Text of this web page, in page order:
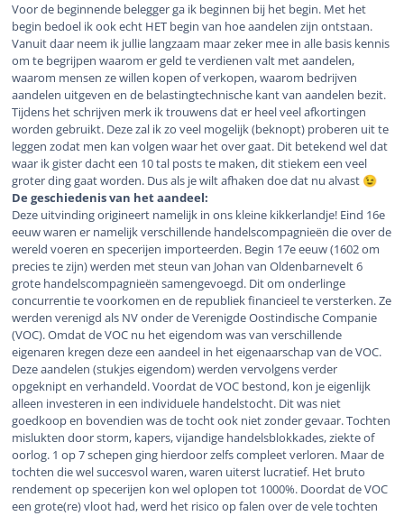
Voor de beginnende belegger ga ik beginnen bij het begin. Met het
begin bedoel ik ook echt HET begin van hoe aandelen zijn ontstaan.
Vanuit daar neem ik jullie langzaam maar zeker mee in alle basis kennis
om te begrijpen waarom er geld te verdienen valt met aandelen,
waarom mensen ze willen kopen of verkopen, waarom bedrijven
aandelen uitgeven en de belastingtechnische kant van aandelen bezit.
Tijdens het schrijven merk ik trouwens dat er heel veel afkortingen
worden gebruikt. Deze zal ik zo veel mogelijk (beknopt) proberen uit te
leggen zodat men kan volgen waar het over gaat. Dit betekend wel dat
waar ik gister dacht een 10 tal posts te maken, dit stiekem een veel
groter ding gaat worden. Dus als je wilt afhaken doe dat nu alvast 😉
De geschiedenis van het aandeel:
Deze uitvinding origineert namelijk in ons kleine kikkerlandje! Eind 16e
eeuw waren er namelijk verschillende handelscompagnieën die over de
wereld voeren en specerijen importeerden. Begin 17e eeuw (1602 om
precies te zijn) werden met steun van Johan van Oldenbarnevelt 6
grote handelscompagnieën samengevoegd. Dit om onderlinge
concurrentie te voorkomen en de republiek financieel te versterken. Ze
werden verenigd als NV onder de Verenigde Oostindische Companie
(VOC). Omdat de VOC nu het eigendom was van verschillende
eigenaren kregen deze een aandeel in het eigenaarschap van de VOC.
Deze aandelen (stukjes eigendom) werden vervolgens verder
opgeknipt en verhandeld. Voordat de VOC bestond, kon je eigenlijk
alleen investeren in een individuele handelstocht. Dit was niet
goedkoop en bovendien was de tocht ook niet zonder gevaar. Tochten
mislukten door storm, kapers, vijandige handelsblokkades, ziekte of
oorlog. 1 op 7 schepen ging hierdoor zelfs compleet verloren. Maar de
tochten die wel succesvol waren, waren uiterst lucratief. Het bruto
rendement op specerijen kon wel oplopen tot 1000%. Doordat de VOC
een grote(re) vloot had, werd het risico op falen over de vele tochten